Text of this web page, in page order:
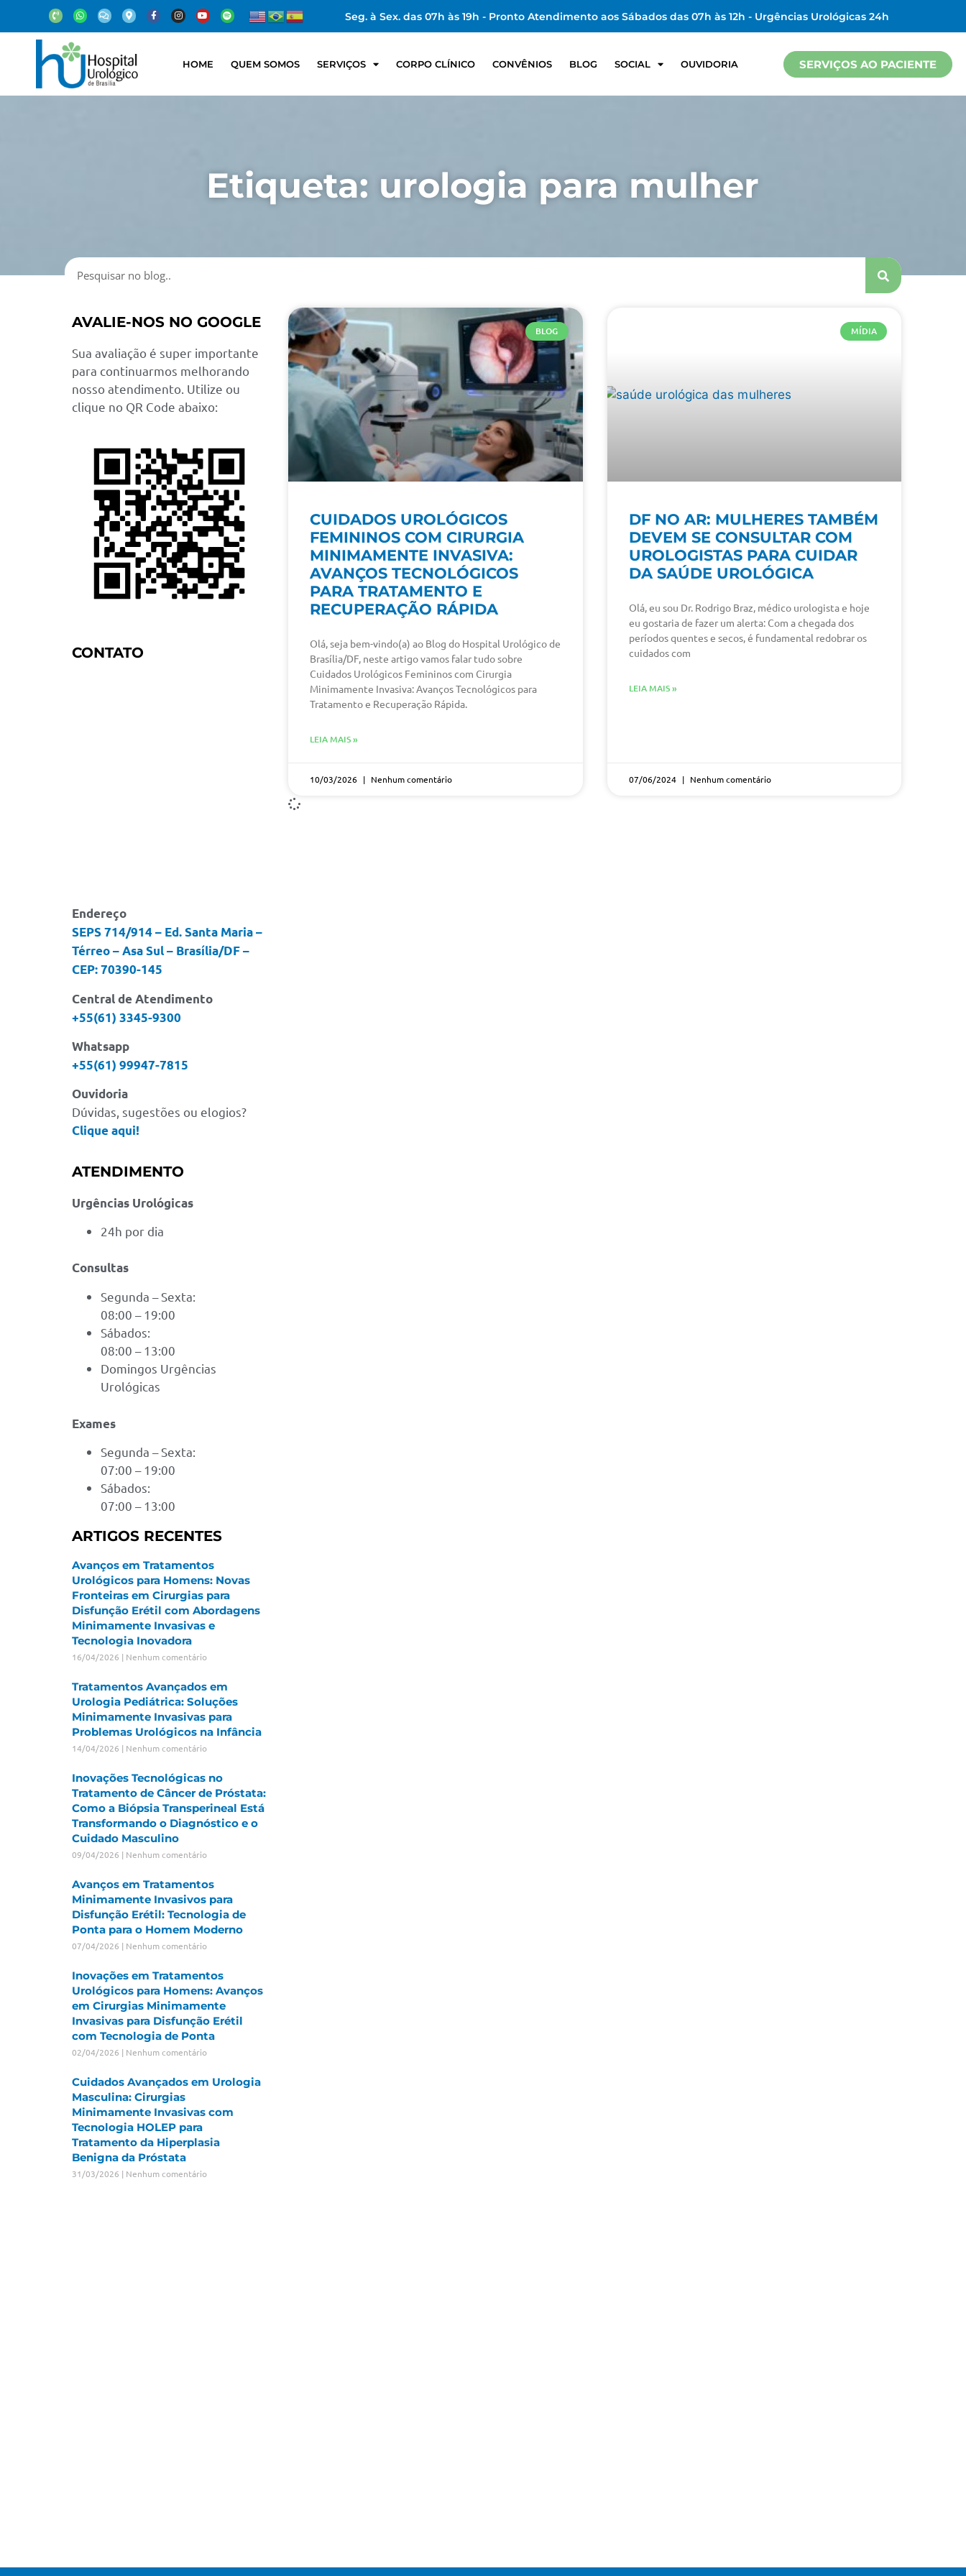
Seg. à Sex. das 07h às 19h - Pronto Atendimento aos Sábados das 07h às 12h - Urgências Urológicas 24h
HOME QUEM SOMOS SERVIÇOS CORPO CLÍNICO CONVÊNIOS BLOG SOCIAL OUVIDORIA SERVIÇOS AO PACIENTE
Etiqueta: urologia para mulher
AVALIE-NOS NO GOOGLE
Sua avaliação é super importante
para continuarmos melhorando
nosso atendimento. Utilize ou
clique no QR Code abaixo:
CONTATO
Endereço
SEPS 714/914 – Ed. Santa Maria –
Térreo – Asa Sul – Brasília/DF –
CEP: 70390-145
Central de Atendimento
+55(61) 3345-9300
Whatsapp
+55(61) 99947-7815
Ouvidoria
Dúvidas, sugestões ou elogios?
Clique aqui!
ATENDIMENTO
Urgências Urológicas
24h por dia
Consultas
Segunda – Sexta:
08:00 – 19:00
Sábados:
08:00 – 13:00
Domingos Urgências
Urológicas
Exames
Segunda – Sexta:
07:00 – 19:00
Sábados:
07:00 – 13:00
ARTIGOS RECENTES
Avanços em Tratamentos
Urológicos para Homens: Novas
Fronteiras em Cirurgias para
Disfunção Erétil com Abordagens
Minimamente Invasivas e
Tecnologia Inovadora
16/04/2026 Nenhum comentário
Tratamentos Avançados em
Urologia Pediátrica: Soluções
Minimamente Invasivas para
Problemas Urológicos na Infância
14/04/2026 Nenhum comentário
Inovações Tecnológicas no
Tratamento de Câncer de Próstata:
Como a Biópsia Transperineal Está
Transformando o Diagnóstico e o
Cuidado Masculino
09/04/2026 Nenhum comentário
Avanços em Tratamentos
Minimamente Invasivos para
Disfunção Erétil: Tecnologia de
Ponta para o Homem Moderno
07/04/2026 Nenhum comentário
Inovações em Tratamentos
Urológicos para Homens: Avanços
em Cirurgias Minimamente
Invasivas para Disfunção Erétil
com Tecnologia de Ponta
02/04/2026 Nenhum comentário
Cuidados Avançados em Urologia
Masculina: Cirurgias
Minimamente Invasivas com
Tecnologia HOLEP para
Tratamento da Hiperplasia
Benigna da Próstata
31/03/2026 Nenhum comentário
BLOG
CUIDADOS UROLÓGICOS
FEMININOS COM CIRURGIA
MINIMAMENTE INVASIVA:
AVANÇOS TECNOLÓGICOS
PARA TRATAMENTO E
RECUPERAÇÃO RÁPIDA
Olá, seja bem-vindo(a) ao Blog do Hospital Urológico de
Brasília/DF, neste artigo vamos falar tudo sobre
Cuidados Urológicos Femininos com Cirurgia
Minimamente Invasiva: Avanços Tecnológicos para
Tratamento e Recuperação Rápida.
LEIA MAIS »
10/03/2026 Nenhum comentário
MÍDIA
DF NO AR: MULHERES TAMBÉM
DEVEM SE CONSULTAR COM
UROLOGISTAS PARA CUIDAR
DA SAÚDE UROLÓGICA
Olá, eu sou Dr. Rodrigo Braz, médico urologista e hoje
eu gostaria de fazer um alerta: Com a chegada dos
períodos quentes e secos, é fundamental redobrar os
cuidados com
LEIA MAIS »
07/06/2024 Nenhum comentário